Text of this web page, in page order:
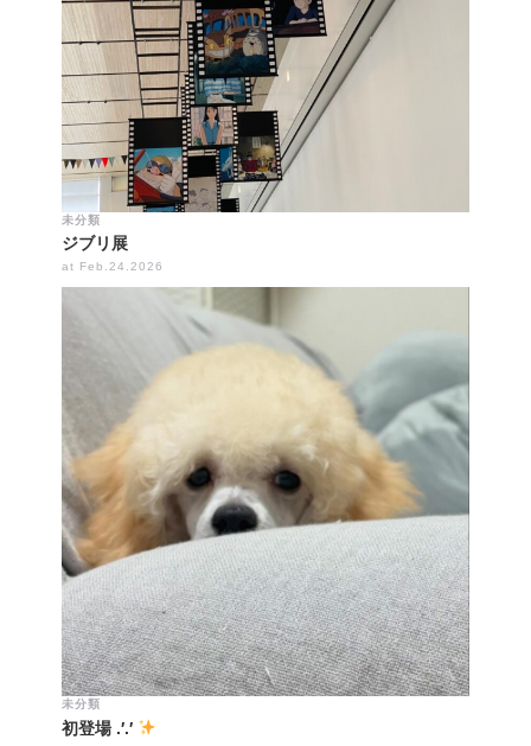
未分類
ジブリ展
at Feb.24.2026
未分類
初登場 .′.′